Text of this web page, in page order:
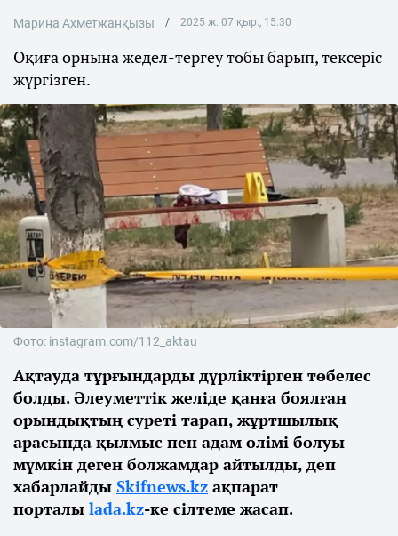
Марина Ахметжанқызы 2025 ж. 07 қыр., 15:30
Оқиға орнына жедел-тергеу тобы барып, тексеріс
жүргізген.
Фото: instagram.com/112_aktau
Ақтауда тұрғындарды дүрліктірген төбелес
болды. Әлеуметтік желіде қанға боялған
орындықтың суреті тарап, жұртшылық
арасында қылмыс пен адам өлімі болуы
мүмкін деген болжамдар айтылды, деп
хабарлайды Skifnews.kz ақпарат
порталы lada.kz-ке сілтеме жасап.